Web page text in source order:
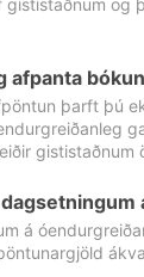
og
afpanta
þarft þú
gististaðnum
á